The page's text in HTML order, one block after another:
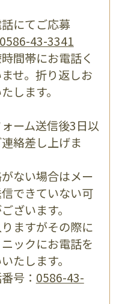
にてご応募
0586-43-3341
間帯にお電話く
せ。折り返しお
します。
ーム送信後3日以
絡差し上げま
ない場合はメー
できていない可
ざいます。
ますがその際に
ックにお電話を
たします。
号： 0586-43-